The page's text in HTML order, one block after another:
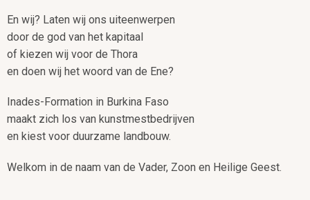
En wij? Laten wij ons uiteenwerpen
door de god van het kapitaal
of kiezen wij voor de Thora
en doen wij het woord van de Ene?
Inades-Formation in Burkina Faso
maakt zich los van kunstmestbedrijven
en kiest voor duurzame landbouw.
Welkom in de naam van de Vader, Zoon en Heilige Geest.